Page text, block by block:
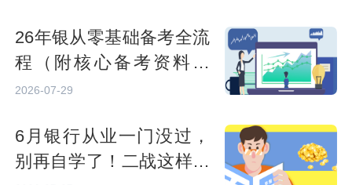
26年银从零基础备考全流
程（附核心备考资料清
单）
2026-07-29
6月银行从业一门没过，
别再自学了！二战这样安